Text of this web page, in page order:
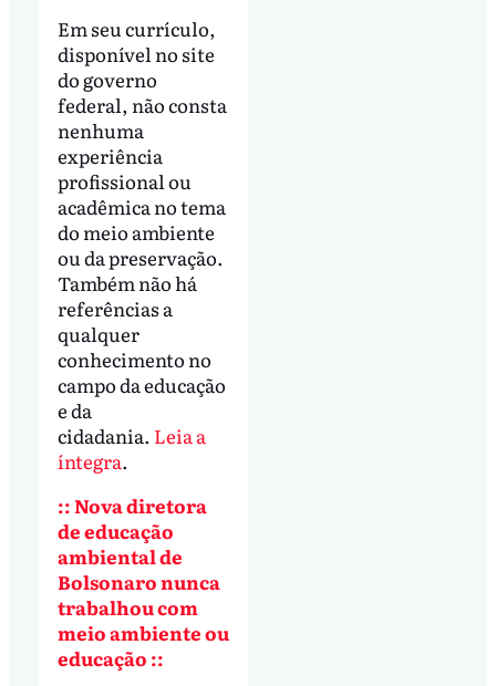
Em seu currículo,
disponível no site
do governo
federal, não consta
nenhuma
experiência
profissional ou
acadêmica no tema
do meio ambiente
ou da preservação.
Também não há
referências a
qualquer
conhecimento no
campo da educação
e da
cidadania. Leia a
íntegra.
:: Nova diretora
de educação
ambiental de
Bolsonaro nunca
trabalhou com
meio ambiente ou
educação ::